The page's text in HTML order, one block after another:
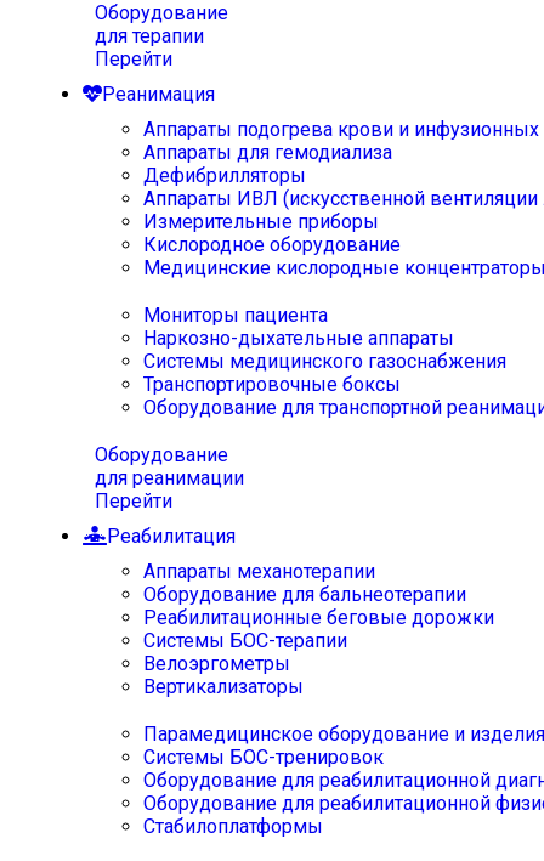
Оборудование
для терапии
Перейти
Реанимация
Аппараты подогрева крови и инфузионных
Аппараты для гемодиализа
Дефибрилляторы
Аппараты ИВЛ (искусственной вентиляции
Измерительные приборы
Кислородное оборудование
Медицинские кислородные
Мониторы пациента
Наркозно-дыхательные аппараты
Системы медицинского газоснабжения
Транспортировочные боксы
Оборудование для транспортной
Оборудование
для реанимации
Перейти
Реабилитация
Аппараты механотерапии
Оборудование для бальнеотерапии
Реабилитационные беговые дорожки
Системы БОС-терапии
Велоэргометры
Вертикализаторы
Парамедицинское оборудование и изделия
Системы БОС-тренировок
Оборудование для реабилитационной
Оборудование для реабилитационной
Стабилоплатформы